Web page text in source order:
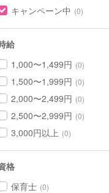
キャンペーン中 (0)
給
1,000〜1,499円 (0)
1,500〜1,999円 (0)
2,000〜2,499円 (0)
2,500〜2,999円 (0)
3,000円以上 (0)
格
保育士 (0)